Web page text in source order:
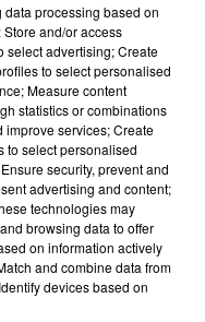
UNE FEMME ET
LA...
feu après avoir
de trois mois
processing based on
and/or access
select advertising; Create
to select personalised
Measure content
statistics or combinations
improve services; Create
to select personalised
security, prevent and
advertising and content;
technologies may
browsing data to offer
on information actively
and combine data from
devices based on